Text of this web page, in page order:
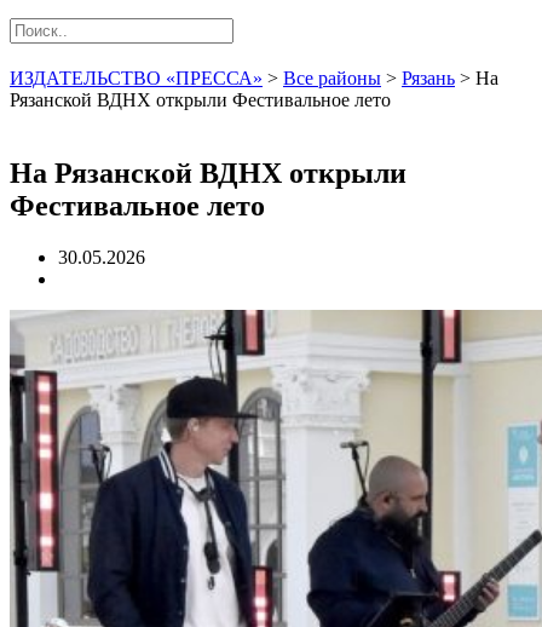
ИЗДАТЕЛЬСТВО «ПРЕССА» > Все районы > Рязань > На
Рязанской ВДНХ открыли Фестивальное лето
На Рязанской ВДНХ открыли
Фестивальное лето
30.05.2026